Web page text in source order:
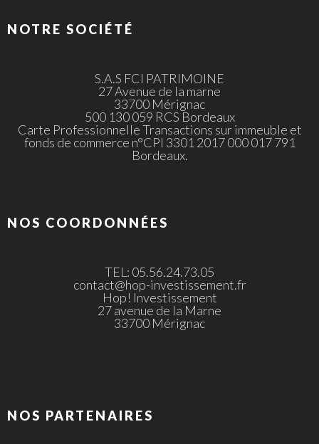
NOTRE SOCIÉTÉ
S.A.S FCI PATRIMOINE
27 Avenue de la marne
33700 Mérignac
500 130 059 RCS Bordeaux
Carte Professionnelle Transactions sur immeuble et
fonds de commerce n°CPI 3301 2017 000 017 791
Bordeaux.
NOS COORDONNÉES
TEL: 05.56.24.73.05
contact@hop-investissement.fr
Hop! Investissement
27 avenue de la Marne
33700 Mérignac
NOS PARTENAIRES